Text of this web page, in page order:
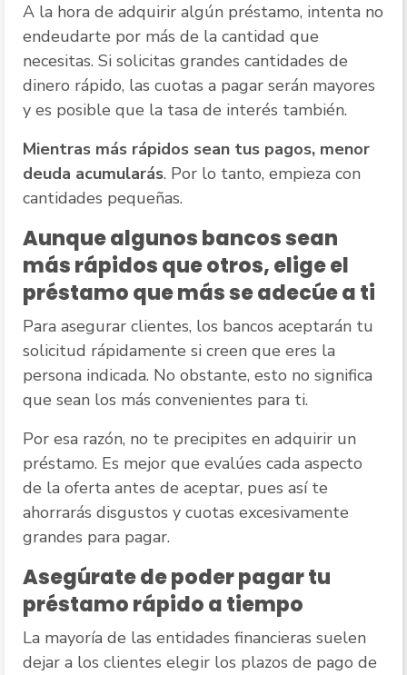
A la hora de adquirir algún préstamo, intenta no
endeudarte por más de la cantidad que
necesitas. Si solicitas grandes cantidades de
dinero rápido, las cuotas a pagar serán mayores
y es posible que la tasa de interés también.
Mientras más rápidos sean tus pagos, menor
deuda acumularás. Por lo tanto, empieza con
cantidades pequeñas.
Aunque algunos bancos sean
más rápidos que otros, elige el
préstamo que más se adecúe a ti
Para asegurar clientes, los bancos aceptarán tu
solicitud rápidamente si creen que eres la
persona indicada. No obstante, esto no significa
que sean los más convenientes para ti.
Por esa razón, no te precipites en adquirir un
préstamo. Es mejor que evalúes cada aspecto
de la oferta antes de aceptar, pues así te
ahorrarás disgustos y cuotas excesivamente
grandes para pagar.
Asegúrate de poder pagar tu
préstamo rápido a tiempo
La mayoría de las entidades financieras suelen
dejar a los clientes elegir los plazos de pago de